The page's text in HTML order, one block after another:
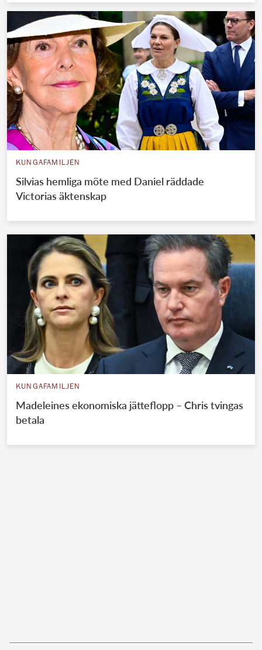
KUNGAFAMILJEN
Silvias hemliga möte med Daniel räddade
Victorias äktenskap
KUNGAFAMILJEN
Madeleines ekonomiska jätteflopp – Chris tvingas
betala